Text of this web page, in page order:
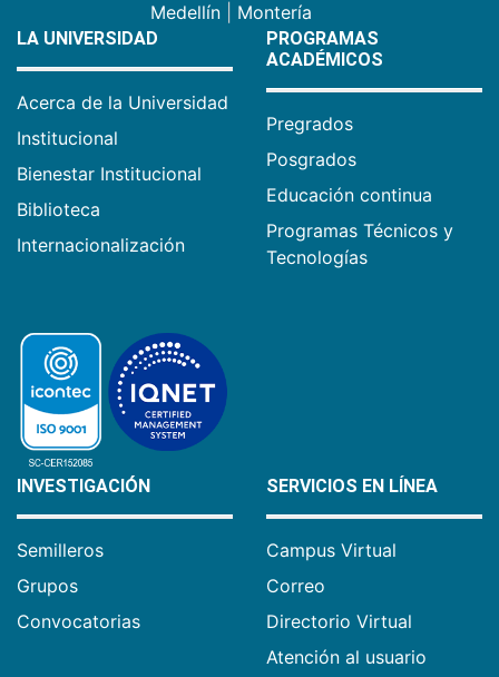
Medellín
Montería
LA UNIVERSIDAD
Acerca de la Universidad
Institucional
Bienestar Institucional
Biblioteca
Internacionalización
PROGRAMAS
ACADÉMICOS
Pregrados
Posgrados
Educación continua
Programas Técnicos y
Tecnologías
INVESTIGACIÓN
Semilleros
Grupos
Convocatorias
SERVICIOS EN LÍNEA
Campus Virtual
Correo
Directorio Virtual
Atención al usuario